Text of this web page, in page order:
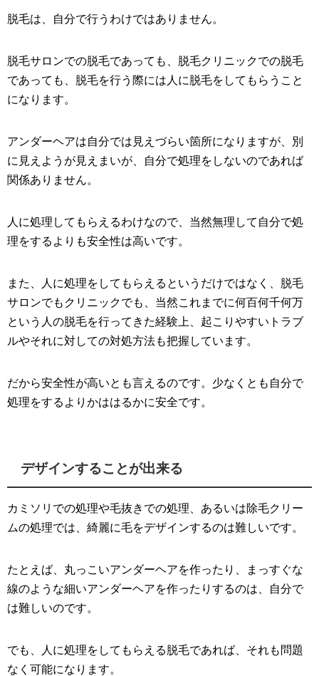
脱毛は、自分で行うわけではありません。
脱毛サロンでの脱毛であっても、脱毛クリニックでの脱毛
であっても、脱毛を行う際には人に脱毛をしてもらうこと
になります。
アンダーヘアは自分では見えづらい箇所になりますが、別
に見えようが見えまいが、自分で処理をしないのであれば
関係ありません。
人に処理してもらえるわけなので、当然無理して自分で処
理をするよりも安全性は高いです。
また、人に処理をしてもらえるというだけではなく、脱毛
サロンでもクリニックでも、当然これまでに何百何千何万
という人の脱毛を行ってきた経験上、起こりやすいトラブ
ルやそれに対しての対処方法も把握しています。
だから安全性が高いとも言えるのです。少なくとも自分で
処理をするよりかははるかに安全です。
デザインすることが出来る
カミソリでの処理や毛抜きでの処理、あるいは除毛クリー
ムの処理では、綺麗に毛をデザインするのは難しいです。
たとえば、丸っこいアンダーヘアを作ったり、まっすぐな
線のような細いアンダーヘアを作ったりするのは、自分で
は難しいのです。
でも、人に処理をしてもらえる脱毛であれば、それも問題
なく可能になります。